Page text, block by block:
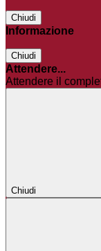
Chiudi
Informazione
Chiudi
Attendere...
Attendere il
Chiudi